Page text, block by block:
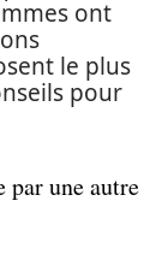
ont
le plus
pour
par une autre